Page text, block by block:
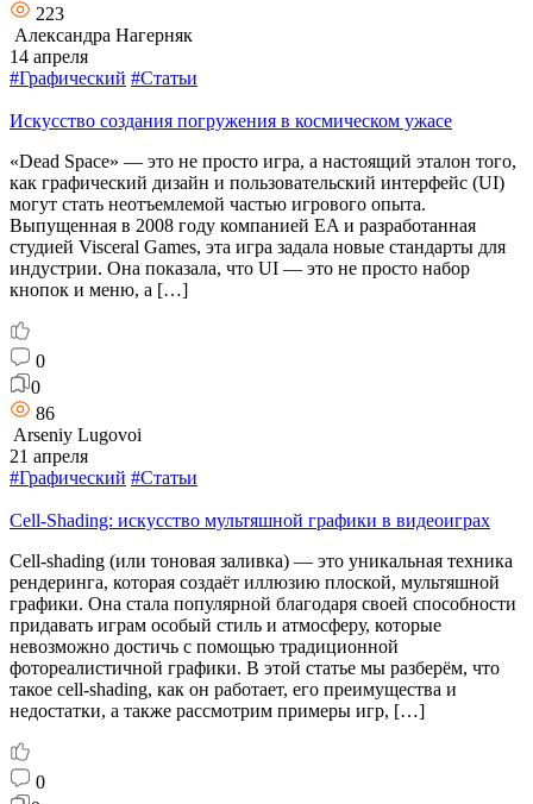
223
Александра Нагерняк
14 апреля
#Графический #Статьи
Искусство создания погружения в космическом ужасе
«Dead Space» — это не просто игра, а настоящий эталон того,
как графический дизайн и пользовательский интерфейс (UI)
могут стать неотъемлемой частью игрового опыта.
Выпущенная в 2008 году компанией EA и разработанная
студией Visceral Games, эта игра задала новые стандарты для
индустрии. Она показала, что UI — это не просто набор
кнопок и меню, а […]
0
0
86
Arseniy Lugovoi
21 апреля
#Графический #Статьи
Cell-Shading: искусство мультяшной графики в видеоиграх
Cell-shading (или тоновая заливка) — это уникальная техника
рендеринга, которая создаёт иллюзию плоской, мультяшной
графики. Она стала популярной благодаря своей способности
придавать играм особый стиль и атмосферу, которые
невозможно достичь с помощью традиционной
фотореалистичной графики. В этой статье мы разберём, что
такое cell-shading, как он работает, его преимущества и
недостатки, а также рассмотрим примеры игр, […]
0